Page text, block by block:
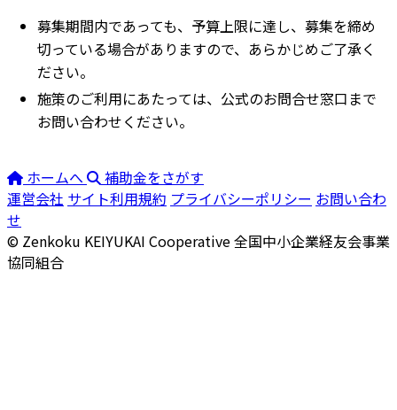
募集期間内であっても、予算上限に達し、募集を締め
切っている場合がありますので、あらかじめご了承く
ださい。
施策のご利用にあたっては、公式のお問合せ窓口まで
お問い合わせください。
ホームへ
補助金をさがす
運営会社 サイト利用規約 プライバシーポリシー お問い合わ
せ
© Zenkoku KEIYUKAI Cooperative全国中小企業経友会事業
協同組合